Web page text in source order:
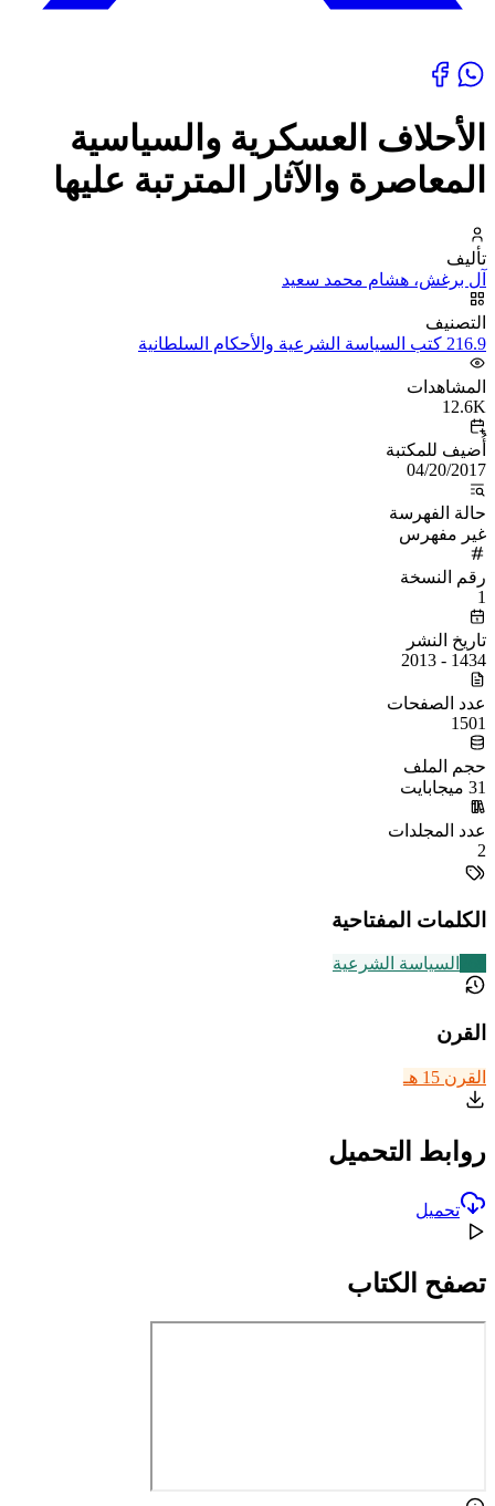
الأحلاف العسكرية والسياسية
المعاصرة والآثار المترتبة عليها
تأليف
آل برغش، هشام محمد سعيد
التصنيف
216.9 كتب السياسة الشرعية والأحكام السلطانية
المشاهدات
12.6K
أُضيف للمكتبة
04/20/2017
حالة الفهرسة
غير مفهرس
رقم النسخة
1
تاريخ النشر
1434 - 2013
عدد الصفحات
1501
حجم الملف
31 ميجابايت
عدد المجلدات
2
الكلمات المفتاحية
السياسة الشرعية
القرن
القرن 15 هـ
روابط التحميل
تحميل
تصفح الكتاب